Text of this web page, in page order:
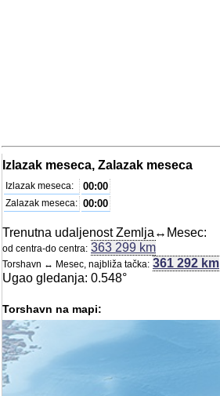
Izlazak meseca, Zalazak meseca
Izlazak meseca: 00:00
Zalazak meseca: 00:00
Trenutna udaljenost Zemlja↔Mesec:
od centra-do centra: 363 299 km
Torshavn ↔ Mesec, najbliža tačka: 361 292 km
Ugao gledanja: 0.548°
Torshavn na mapi: